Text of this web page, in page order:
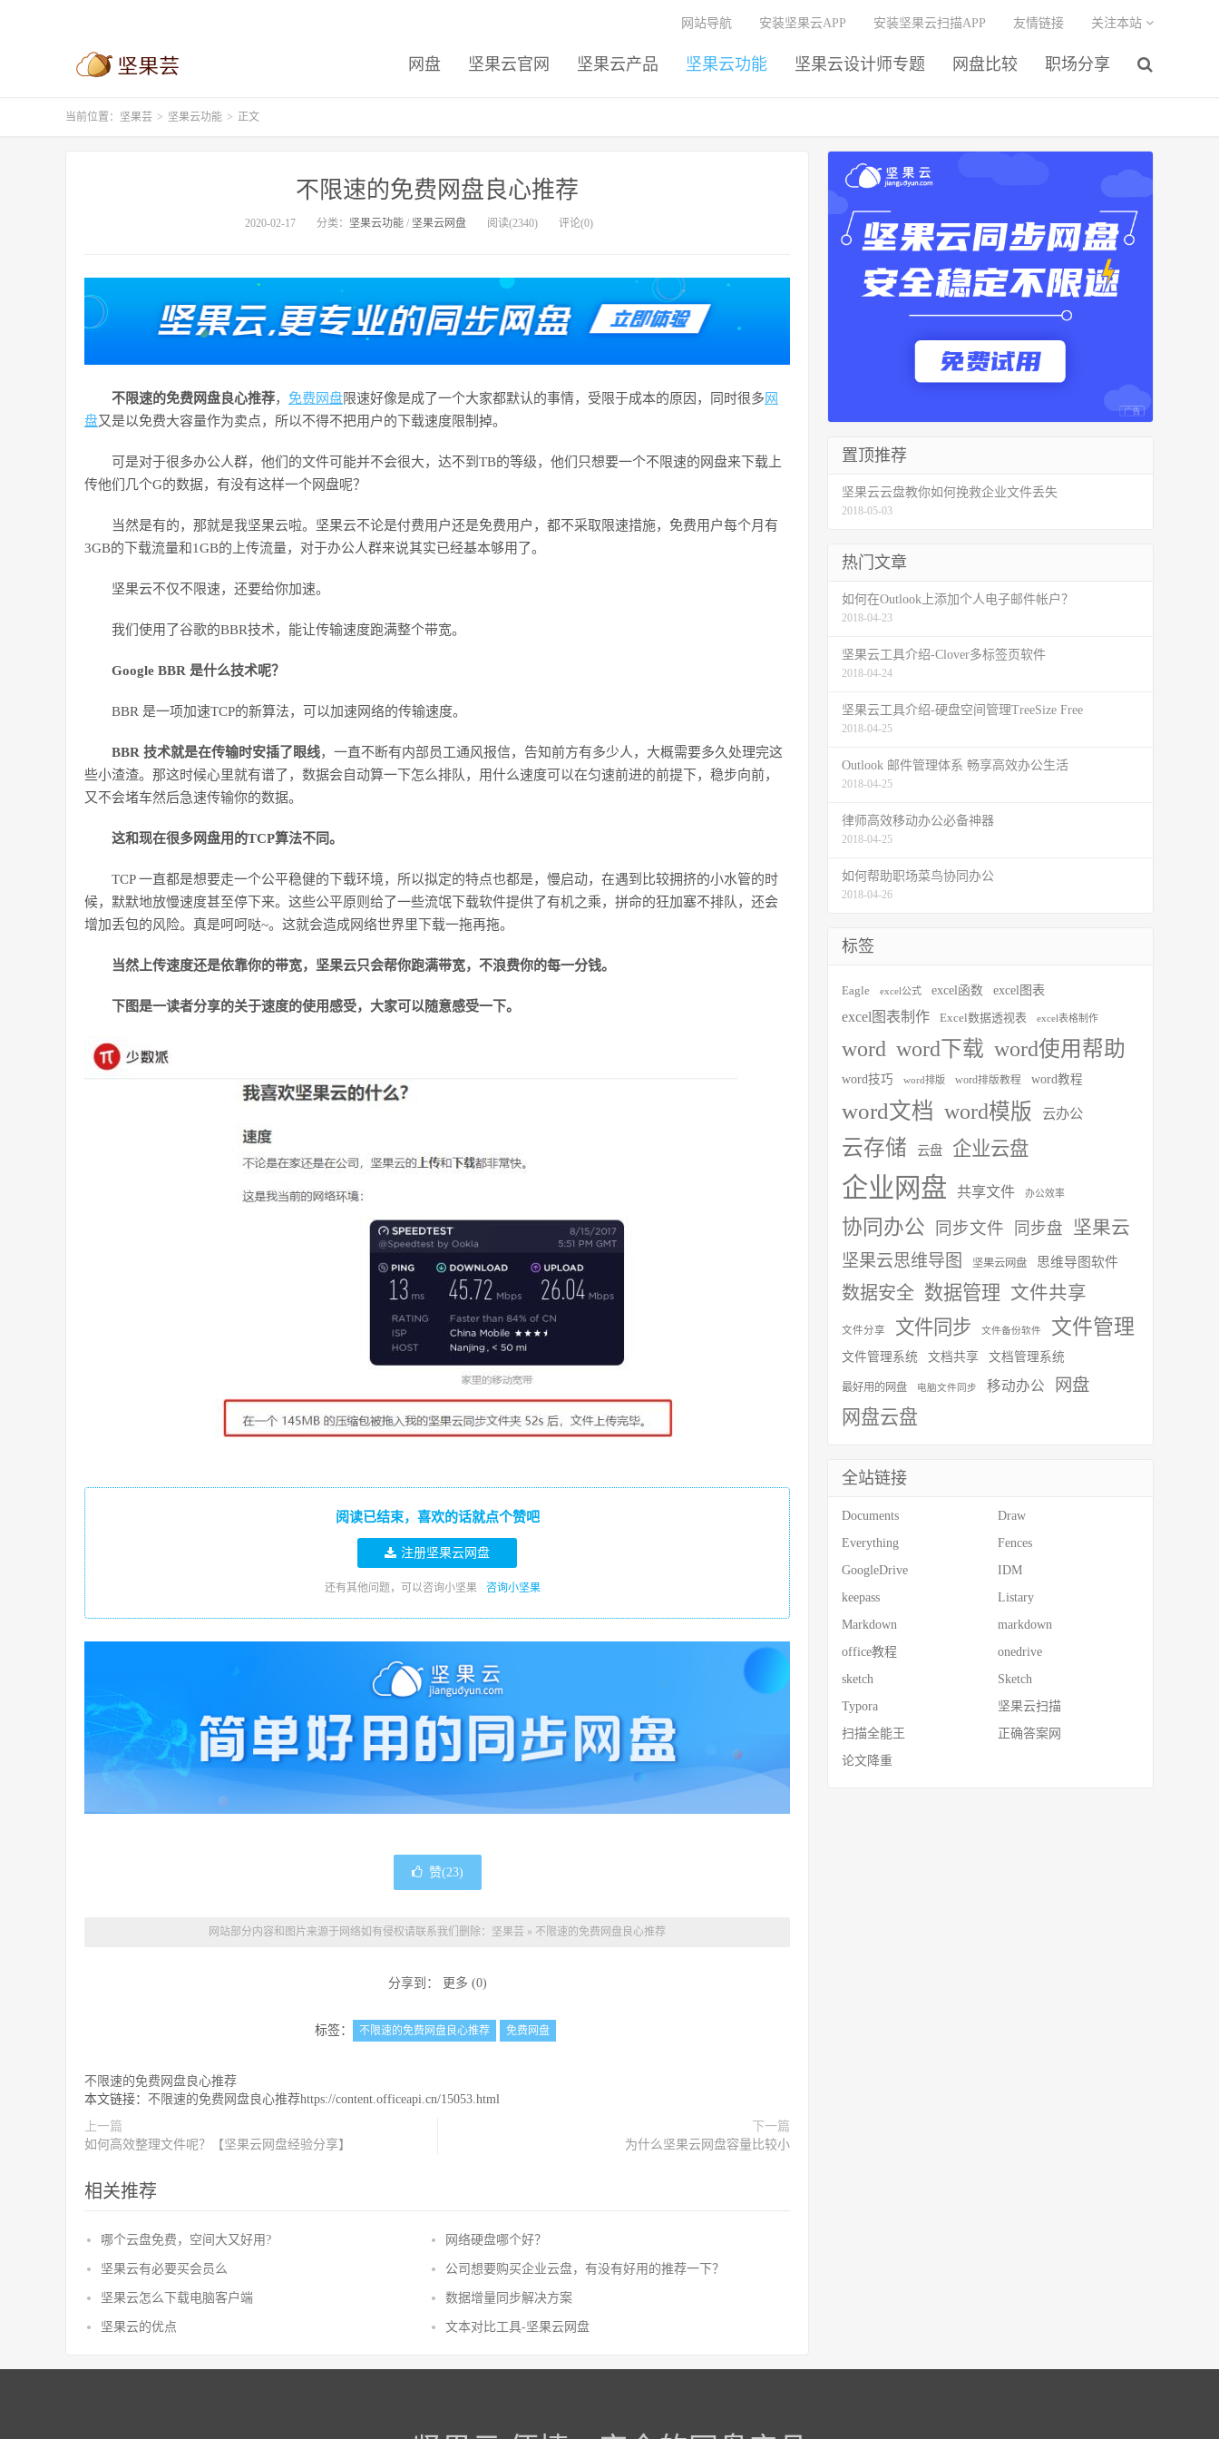
网盘 坚果云官网 坚果云产品 坚果云功能 坚果云设计师专题 网盘比较 职场分享
网站导航 安装坚果云APP 安装坚果云扫描APP 友情链接 关注本站
当前位置： 坚果芸 > 坚果云功能 > 正文
不限速的免费网盘良心推荐
2020-02-17 分类： 坚果云功能 / 坚果云网盘 阅读(2340) 评论(0)
不限速的免费网盘良心推荐， 免费网盘限速好像是成了一个大家都默认的事情，受限于成本的原因，同时很多 网
盘又是以免费大容量作为卖点，所以不得不把用户的下载速度限制掉。
可是对于很多办公人群，他们的文件可能并不会很大，达不到TB的等级，他们只想要一个不限速的网盘来下载上
传他们几个G的数据，有没有这样一个网盘呢？
当然是有的，那就是我坚果云啦。坚果云不论是付费用户还是免费用户，都不采取限速措施，免费用户每个月有
3GB的下载流量和1GB的上传流量，对于办公人群来说其实已经基本够用了。
坚果云不仅不限速，还要给你加速。
我们使用了谷歌的BBR技术，能让传输速度跑满整个带宽。
Google BBR 是什么技术呢？
BBR 是一项加速TCP的新算法，可以加速网络的传输速度。
BBR 技术就是在传输时安插了眼线，一直不断有内部员工通风报信，告知前方有多少人，大概需要多久处理完这
些小渣渣。那这时候心里就有谱了，数据会自动算一下怎么排队，用什么速度可以在匀速前进的前提下，稳步向前，
又不会堵车然后急速传输你的数据。
这和现在很多网盘用的TCP算法不同。
TCP 一直都是想要走一个公平稳健的下载环境，所以拟定的特点也都是，慢启动，在遇到比较拥挤的小水管的时
候，默默地放慢速度甚至停下来。这些公平原则给了一些流氓下载软件提供了有机之乘，拼命的狂加塞不排队，还会
增加丢包的风险。真是呵呵哒~。这就会造成网络世界里下载一拖再拖。
当然上传速度还是依靠你的带宽，坚果云只会帮你跑满带宽，不浪费你的每一分钱。
下图是一读者分享的关于速度的使用感受，大家可以随意感受一下。
阅读已结束，喜欢的话就点个赞吧
注册坚果云网盘
还有其他问题，可以咨询小坚果 咨询小坚果
赞(23)
网站部分内容和图片来源于网络如有侵权请联系我们删除： 坚果芸 » 不限速的免费网盘良心推荐
分享到： 更多 (0)
标签： 不限速的免费网盘良心推荐 免费网盘
不限速的免费网盘良心推荐
本文链接： 不限速的免费网盘良心推荐https://content.officeapi.cn/15053.html
上一篇
如何高效整理文件呢？【坚果云网盘经验分享】
下一篇
为什么坚果云网盘容量比较小
相关推荐
哪个云盘免费，空间大又好用? 网络硬盘哪个好？
坚果云有必要买会员么 公司想要购买企业云盘，有没有好用的推荐一下？
坚果云怎么下载电脑客户端 数据增量同步解决方案
坚果云的优点 文本对比工具-坚果云网盘
置顶推荐
坚果云云盘教你如何挽救企业文件丢失
2018-05-03
热门文章
如何在Outlook上添加个人电子邮件帐户？
2018-04-23
坚果云工具介绍-Clover多标签页软件
2018-04-24
坚果云工具介绍-硬盘空间管理TreeSize Free
2018-04-25
Outlook 邮件管理体系 畅享高效办公生活
2018-04-25
律师高效移动办公必备神器
2018-04-25
如何帮助职场菜鸟协同办公
2018-04-26
标签
Eagle excel公式 excel函数 excel图表
excel图表制作 Excel数据透视表 excel表格制作
word word下载 word使用帮助
word技巧 word排版 word排版教程 word教程
word文档 word模版 云办公
云存储 云盘 企业云盘
企业网盘 共享文件 办公效率
协同办公 同步文件 同步盘 坚果云
坚果云思维导图 坚果云网盘 思维导图软件
数据安全 数据管理 文件共享
文件分享 文件同步 文件备份软件 文件管理
文件管理系统 文档共享 文档管理系统
最好用的网盘 电脑文件同步 移动办公 网盘
网盘云盘
全站链接
Documents
Draw
Everything
Fences
GoogleDrive
IDM
keepass
Listary
Markdown
markdown
office教程
onedrive
sketch
Sketch
Typora
坚果云扫描
扫描全能王
正确答案网
论文降重